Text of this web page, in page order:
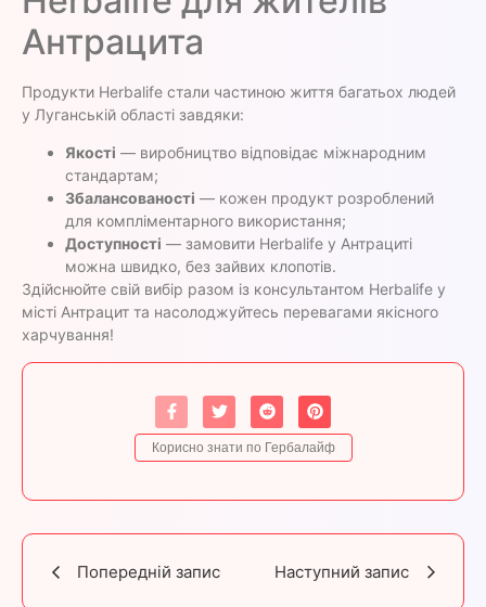
Антрацита
Продукти Herbalife стали частиною життя багатьох людей
у Луганській області завдяки:
Якості — виробництво відповідає міжнародним
стандартам;
Збалансованості — кожен продукт розроблений
для компліментарного використання;
Доступності — замовити Herbalife у Антрациті
можна швидко, без зайвих клопотів.
Здійснюйте свій вибір разом із консультантом Herbalife у
місті Антрацит та насолоджуйтесь перевагами якісного
харчування!
Корисно знати по Гербалайф
Попередній запис Наступний запис